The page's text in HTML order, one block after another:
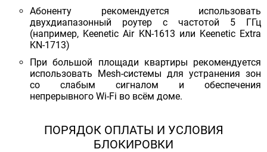
Абоненту рекомендуется использовать
двухдиапазонный роутер с частотой 5 ГГц
(например, Keenetic Air KN-1613 или Keenetic Extra
KN-1713)
При большой площади квартиры рекомендуется
использовать Mesh-системы для устранения зон
со слабым сигналом и обеспечения
непрерывного Wi-Fi во всём доме.
ПОРЯДОК ОПЛАТЫ И УСЛОВИЯ
БЛОКИРОВКИ